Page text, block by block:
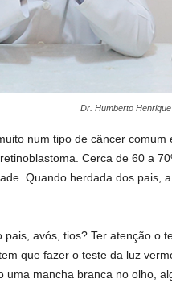
Dr. Humberto
num tipo de câncer
Cerca de 60 a
Quando herdada dos pais,
avós, tios? Ter atenção o
que fazer o teste da luz
uma mancha branca no olho,